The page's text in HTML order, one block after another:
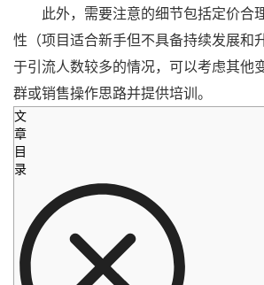
此外，需要注意的细节包括定价合
性（项目适合新手但不具备持续发展和
于引流人数较多的情况，可以考虑其他
群或销售操作思路并提供培训。
文
章
目
录